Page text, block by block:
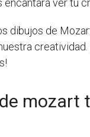
dibujos de
mozart